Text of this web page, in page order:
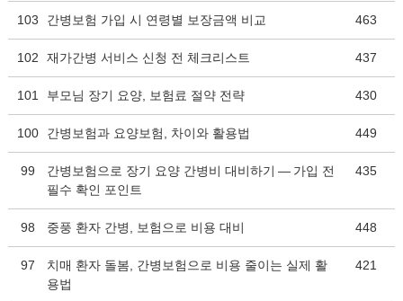
103 간병보험 가입 시 연령별 보장금액 비교 463
102 재가간병 서비스 신청 전 체크리스트 437
101 부모님 장기 요양, 보험료 절약 전략 430
100 간병보험과 요양보험, 차이와 활용법 449
99
간병보험으로 장기 요양 간병비 대비하기 — 가입 전
필수 확인 포인트
435
98 중풍 환자 간병, 보험으로 비용 대비 448
97
치매 환자 돌봄, 간병보험으로 비용 줄이는 실제 활
용법
421